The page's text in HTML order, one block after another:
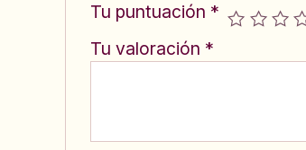
Tu puntuación *
Tu valoración *